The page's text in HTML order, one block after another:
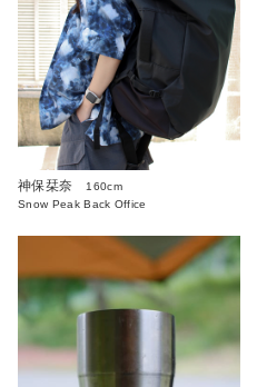
神保栞奈
160cm
Snow Peak Back Office